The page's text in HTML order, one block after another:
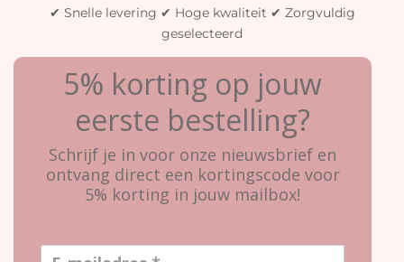
✔ Snelle levering ✔ Hoge kwaliteit ✔ Zorgvuldig
geselecteerd
5% korting op jouw
eerste bestelling?
Schrijf je in voor onze nieuwsbrief en
ontvang direct een kortingscode voor
5% korting in jouw mailbox!